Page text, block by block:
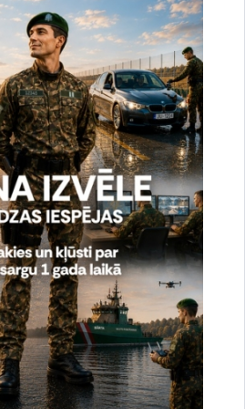
robežsardzes organizētas
- taktiskās mācības
pasākumi
uz valsts robežas un
uz valsts robežas un